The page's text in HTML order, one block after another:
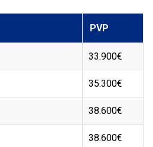
PVP
33.900€
35.300€
38.600€
38.600€